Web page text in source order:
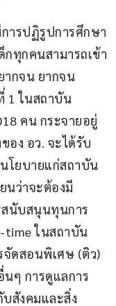
ารปฏิรูปการศึกษา
กทุกคนสามารถเข้า
ากจน ยากจน
1 ในสถาบัน
คน กระจายอยู่
อง อว. จะได้รับ
โยบายแก่สถาบัน
นว่าจะต้องมี
สนับสนุนทุนการ
time ในสถาบัน
จัดสอนพิเศษ (ติว)
ๆ การดูแลการ
สังคมและสิ่ง